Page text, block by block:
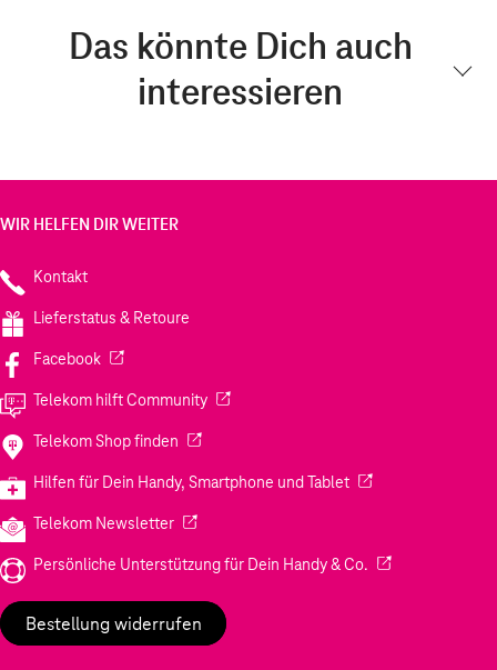
Das könnte Dich auch
interessieren
WIR HELFEN DIR WEITER
Kontakt
Lieferstatus & Retoure
Facebook(Wird in einem neuen Tab geöffnet)
Telekom hilft Community(Wird in einem neuen Tab geöffnet)
Telekom Shop finden (Wird in einem neuen Tab geöffnet)
Hilfen für Dein Handy, Smartphone und Tablet(Wird in einem
Telekom Newsletter(Wird in einem neuen Tab geöffnet)
Persönliche Unterstützung für Dein Handy & Co. (Wird in einem
Bestellung widerrufen